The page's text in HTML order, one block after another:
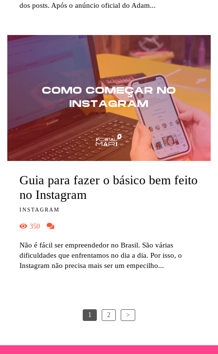
dos posts. Após o anúncio oficial do Adam...
Guia para fazer o básico bem feito
no Instagram
INSTAGRAM
350
Não é fácil ser empreendedor no Brasil. São várias
dificuldades que enfrentamos no dia a dia. Por isso, o
Instagram não precisa mais ser um empecilho...
1 2 >